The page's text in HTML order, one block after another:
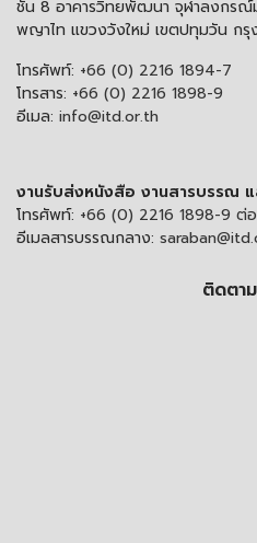
ชั้น 8 อาคารวิทยพัฒนา จุฬาลงกรณ์
พญาไท แขวงวังใหม่ เขตปทุมวัน กรุ
โทรศัพท์: +66 (0) 2216 1894-7
โทรสาร: +66 (0) 2216 1898-9
อีเมล: info@itd.or.th
งานรับส่งหนังสือ งานสารบรรณ
โทรศัพท์: +66 (0) 2216 1898-9 ต่
อีเมลสารบรรณกลาง:
ติดตา